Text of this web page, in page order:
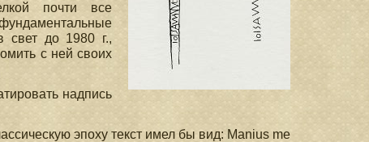
почти все
свет до 1980 г.,
с ней своих
надпись
эпоху текст имел бы вид: Manius mе